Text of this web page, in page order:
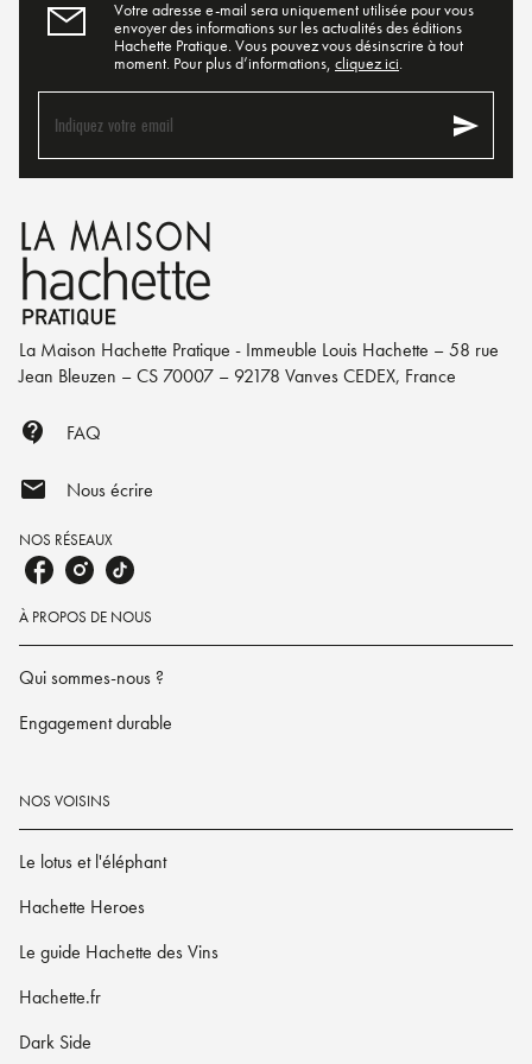
Votre adresse e-mail sera uniquement utilisée pour vous
envoyer des informations sur les actualités des éditions
Hachette Pratique. Vous pouvez vous désinscrire à tout
moment. Pour plus d’informations, cliquez ici.
Indiquez votre email send
La Maison Hachette Pratique - Immeuble Louis Hachette – 58 rue
Jean Bleuzen – CS 70007 – 92178 Vanves CEDEX, France
contact_support FAQ
mail Nous écrire
NOS RÉSEAUX
À PROPOS DE NOUS
Qui sommes-nous ?
Engagement durable
NOS VOISINS
Le lotus et l'éléphant
Hachette Heroes
Le guide Hachette des Vins
Hachette.fr
Dark Side